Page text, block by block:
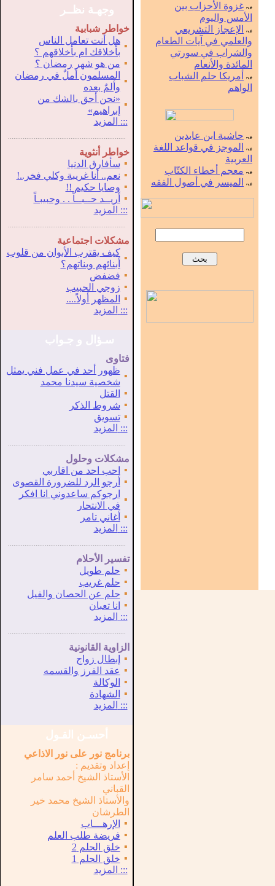
وجهـة نظــر
خواطر شبابية
▪
هل أنت تعامل الناس
بأخلاقك ام بأخلاقهم ؟
▪ من هو شهر رمضان ؟
▪
المسلمون أملٌ في رمضان
وألمٌ بعده
▪
«نحن أحق بالشك من
إبراهيم»
::: المزيد
خواطر أنثوية
▪ سأفارق الدنيا
▪ نعم.. أنا غريبة وكلي فخر..!
▪ وصايا حكيم !!
▪
أريــد حــبــاً . . وحبيبـاً
::: المزيد
مشكلات اجتماعية
▪
كيف يقترب الأبوان من قلوب
أبنائهم وبناتهم؟
▪ فضفض
▪ زوجي الحبيب
▪
المظهر أولاً....
::: المزيد
فتاوى
▪
ظهور أحد في عمل فني يمثل
شخصية سيدنا محمد
▪
القتل
▪ شروط الذكر
▪ تسويق
::: المزيد
مشكلات وحلول
▪
احب احد من اقاربي
▪
أرجو الرد للضرورة القصوى
▪
ارجوكم ساعدوني انا افكر
في الانتحار
▪ أغاني تامر
::: المزيد
تفسير الأحلام
▪ حلم طويل
▪ حلم غريب
▪ حلم عن الحصان والفيل
▪
انا تعبان
::: المزيد
الزاوية القانونية
▪
إبطال زواج
▪ عقد الفرز والقسمه
▪
الوكالة
▪
الشهادة
::: المزيد
أحسـن القـول
برنامج نور على نور الاذاعي
إعداد وتقديم :
الأستاذ الشيخ أحمد سامر
القباني
والأستاذ الشيخ محمد خير
الطرشان
▪
الإرهـــاب
▪ فريضة طلب العلم
▪ خلق الحلم 2
▪ خلق الحلم 1
::: المزيد
غزوة الأحزاب بين
الأمس واليوم
الإعجاز التشريعي
والعلمي في آيات الطعام
والشراب في سورتي
المائدة والأنعام
أمريكا حلم الشباب
الواهم
حاشية ابن عابدين
الموجز في قواعد اللغة
العربية
معجم أخطاء الكتّاب
الميسر في أصول الفقه